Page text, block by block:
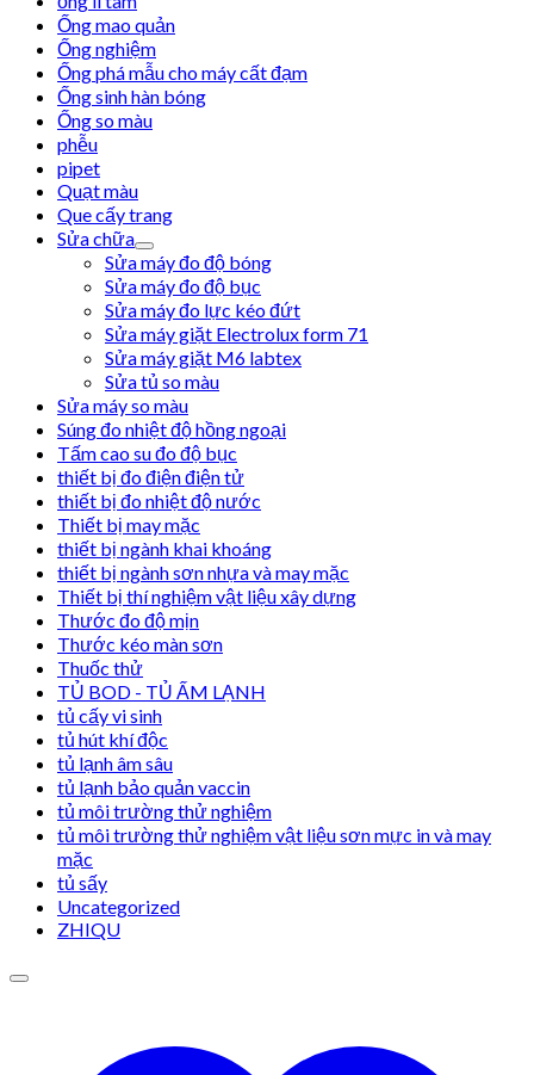
Ống mao quản
Ống nghiệm
Ống phá mẫu cho máy cất đạm
Ống sinh hàn bóng
Ống so màu
phễu
pipet
Quạt màu
Que cấy trang
Sửa chữa
Sửa máy đo độ bóng
Sửa máy đo độ bục
Sửa máy đo lực kéo đứt
Sửa máy giặt Electrolux form 71
Sửa máy giặt M6 labtex
Sửa tủ so màu
Sửa máy so màu
Súng đo nhiệt độ hồng ngoại
Tấm cao su đo độ bục
thiết bị đo điện điện tử
thiết bị đo nhiệt độ nước
Thiết bị may mặc
thiết bị ngành khai khoáng
thiết bị ngành sơn nhựa và may mặc
Thiết bị thí nghiệm vật liệu xây dựng
Thước đo độ mịn
Thước kéo màn sơn
Thuốc thử
TỦ BOD - TỦ ẤM LẠNH
tủ cấy vi sinh
tủ hút khí độc
tủ lạnh âm sâu
tủ lạnh bảo quản vaccin
tủ môi trường thử nghiệm
tủ môi trường thử nghiệm vật liệu sơn mực in và may
mặc
tủ sấy
Uncategorized
ZHIQU